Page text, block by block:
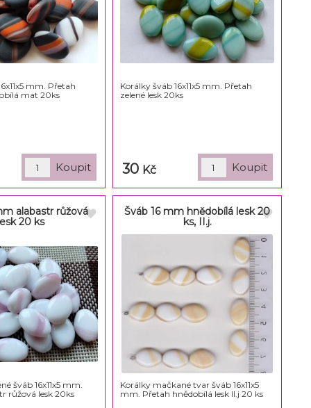
mm. Přetah
mat 20ks
Korálky šváb 16x11x5 mm. Přetah
zelené lesk 20ks
30 Kč
alabastr růžová
lesk 20 ks
šváb 16x11x5 mm.
růžová lesk 20ks
Šváb 16 mm hnědobílá lesk 20
ks, II.j.
Korálky mačkané tvar šváb 16x11x5
mm. Přetah hnědobílá lesk II.j 20 ks